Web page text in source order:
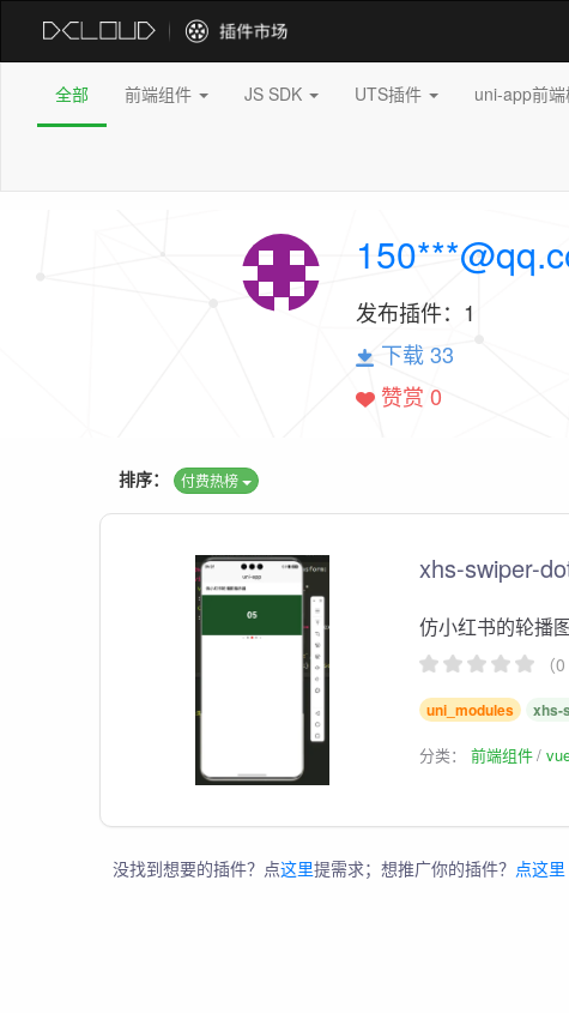
全部 前端组件 JS SDK UTS插件 uni-app前端
发布插件： 1
下载 33
赞赏 0
排序： 付费热榜
xhs-swiper-
仿小红书的轮播
（0
uni_modules xhs-
分类： 前端组件
没找到想要的插件？点这里提需求；想推广你的插件？ 点这里